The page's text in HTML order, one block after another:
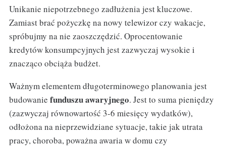
Unikanie niepotrzebnego zadłużenia jest kluczowe.
Zamiast brać pożyczkę na nowy telewizor czy wakacje,
spróbujmy na nie zaoszczędzić. Oprocentowanie
kredytów konsumpcyjnych jest zazwyczaj wysokie i
znacząco obciąża budżet.
Ważnym elementem długoterminowego planowania jest
budowanie funduszu awaryjnego. Jest to suma pieniędzy
(zazwyczaj równowartość 3-6 miesięcy wydatków),
odłożona na nieprzewidziane sytuacje, takie jak utrata
pracy, choroba, poważna awaria w domu czy